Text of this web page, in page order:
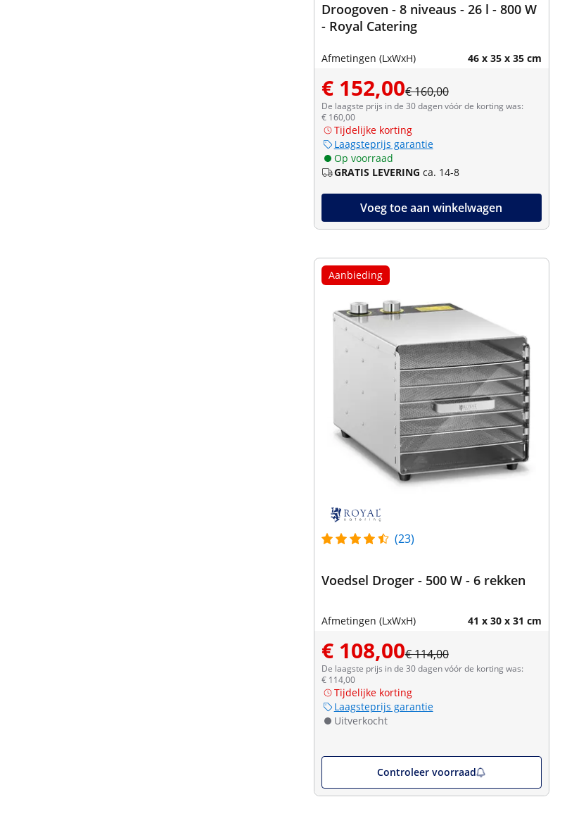
Droogoven - 8 niveaus - 26 l - 800 W
- Royal Catering
Afmetingen (LxWxH) 46 x 35 x 35 cm
€ 152,00€ 160,00
De laagste prijs in de 30 dagen vóór de korting was:
€ 160,00
Tijdelijke korting
Laagsteprijs garantie
Op voorraad
GRATIS LEVERING ca. 14-8
Voeg toe aan winkelwagen
Aanbieding
(23)
Voedsel Droger - 500 W - 6 rekken
Afmetingen (LxWxH) 41 x 30 x 31 cm
€ 108,00€ 114,00
De laagste prijs in de 30 dagen vóór de korting was:
€ 114,00
Tijdelijke korting
Laagsteprijs garantie
Uitverkocht
Controleer voorraad